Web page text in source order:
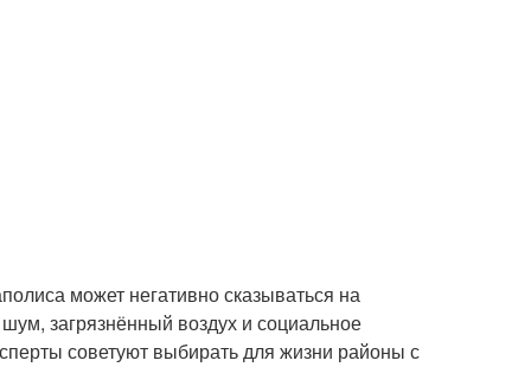
может негативно сказываться на
загрязнённый воздух и социальное
советуют выбирать для жизни районы с